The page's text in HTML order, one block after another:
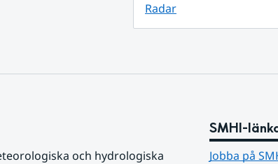
Radar
och hydrologiska
SMHI-
Jobba på